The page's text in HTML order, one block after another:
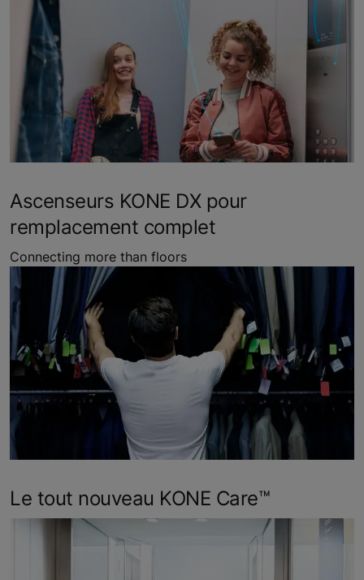
Ascenseurs KONE DX pour
remplacement complet
Connecting more than floors
Le tout nouveau KONE Care™